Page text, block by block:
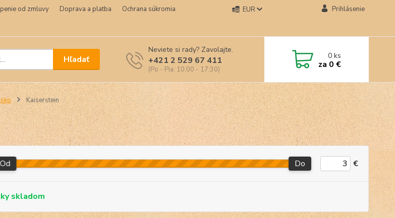
od zmluvy Doprava a platba
Ochrana súkromia
EUR Prihlásenie
Hľadať
Neviete si rady? Zavolajte.
+421 2 529 67 411
(Po - Pia: 10:00 - 17:30)
0ks
za 0 €
Kaiserstein
Od Do €
skladom